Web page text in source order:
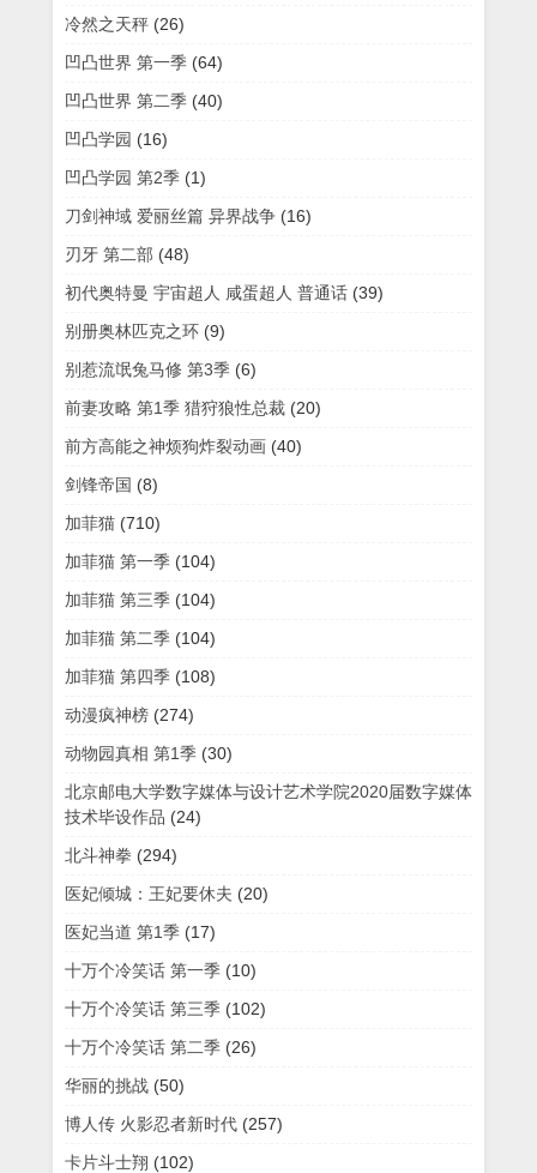
冷然之天秤 (26)
凹凸世界 第一季 (64)
凹凸世界 第二季 (40)
凹凸学园 (16)
凹凸学园 第2季 (1)
刀剑神域 爱丽丝篇 异界战争 (16)
刃牙 第二部 (48)
初代奥特曼 宇宙超人 咸蛋超人 普通话 (39)
别册奥林匹克之环 (9)
别惹流氓兔马修 第3季 (6)
前妻攻略 第1季 猎狩狼性总裁 (20)
前方高能之神烦狗炸裂动画 (40)
剑锋帝国 (8)
加菲猫 (710)
加菲猫 第一季 (104)
加菲猫 第三季 (104)
加菲猫 第二季 (104)
加菲猫 第四季 (108)
动漫疯神榜 (274)
动物园真相 第1季 (30)
北京邮电大学数字媒体与设计艺术学院2020届数字媒体
技术毕设作品 (24)
北斗神拳 (294)
医妃倾城：王妃要休夫 (20)
医妃当道 第1季 (17)
十万个冷笑话 第一季 (10)
十万个冷笑话 第三季 (102)
十万个冷笑话 第二季 (26)
华丽的挑战 (50)
博人传 火影忍者新时代 (257)
卡片斗士翔 (102)